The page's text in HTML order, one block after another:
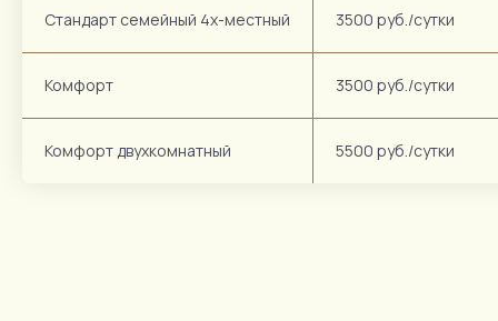
Стандарт семейный 4х-местный 3500 руб./сутки
Комфорт 3500 руб./сутки
Комфорт двухкомнатный 5500 руб./сутки